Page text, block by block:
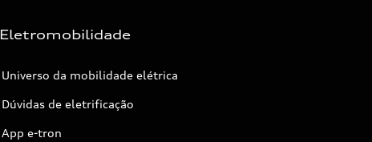
Eletromobilidade
Universo da mobilidade elétrica
Dúvidas de eletrificação
App e-tron